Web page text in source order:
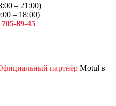
– 21:00)
– 18:00)
89-45
партнёр Motul в